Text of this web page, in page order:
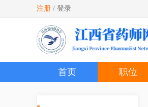
注册 / 登录
首页 职位